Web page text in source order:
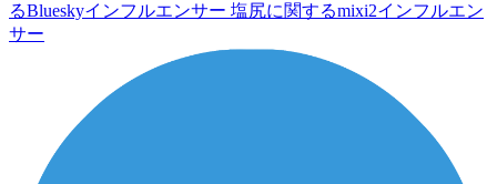
るBlueskyインフルエンサー 塩尻に関するmixi2インフルエン
サー